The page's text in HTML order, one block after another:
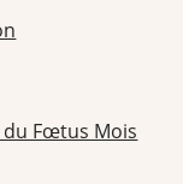
du Fœtus Mois